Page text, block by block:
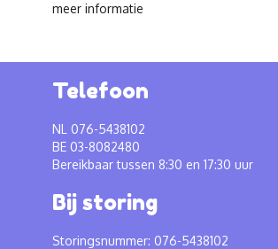
meer informatie
Telefoon
NL 076-5438102
BE 03-8082480
Bereikbaar tussen 8:30 en 17:30 uur
Bij storing
Storingsnummer: 076-5438102